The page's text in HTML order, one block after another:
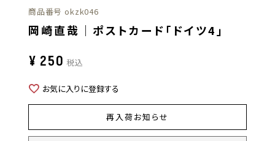
商品番号 okzk046
岡崎直哉｜ポストカード「ドイツ4」
¥ 250 税込
お気に入りに登録する
再入荷お知らせ